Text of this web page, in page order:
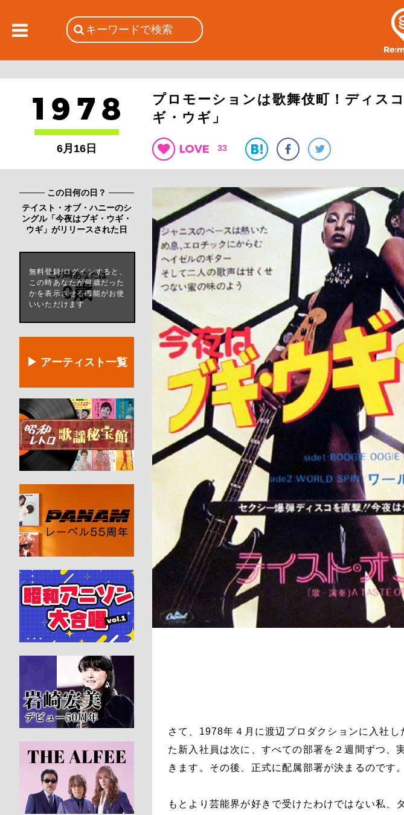
6月16日
プロモーションは歌舞伎町！ディス
ギ・ウギ」
33
この日何の日？
テイスト・オブ・ハニーのシ
ングル「今夜はブギ・ウギ・
ウギ」がリリースされた日
この時あなたは
0歳
無料登録/ログインすると、
この時あなたが何歳だった
かを表示させる機能がお使
いいただけます
▶ アーティスト一覧
さて、1978年４月に渡辺プロダクションに入社し
た新入社員は次に、すべての部署を２週間ずつ、
きます。その後、正式に配属部署が決まるのです。
もとより芸能界が好きで受けたわけではない私、